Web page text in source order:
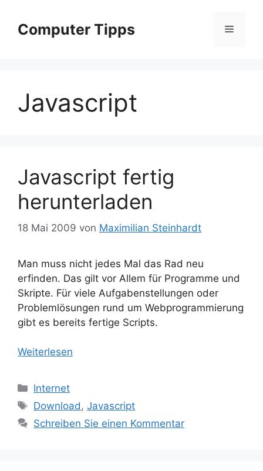
Inhalt
springen
Computer Tipps Menü
Javascript
Javascript fertig
herunterladen
18 Mai 2009 von Maximilian Steinhardt
Man muss nicht jedes Mal das Rad neu
erfinden. Das gilt vor Allem für Programme und
Skripte. Für viele Aufgabenstellungen oder
Problemlösungen rund um Webprogrammierung
gibt es bereits fertige Scripts.
Weiterlesen
Kategorien
Internet
Schlagwörter
Download,Javascript
Schreiben Sie einen Kommentar